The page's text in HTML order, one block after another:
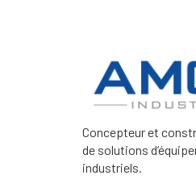
Concepteur et
de solutions
industriels.